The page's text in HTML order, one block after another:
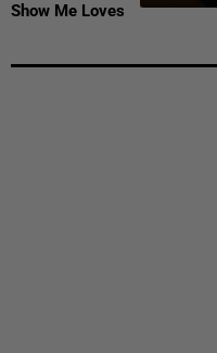
Show Me Loves